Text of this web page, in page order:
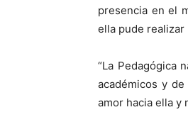
presencia en el
ella pude realizar
“La Pedagógica
académicos y
amor hacia ella y